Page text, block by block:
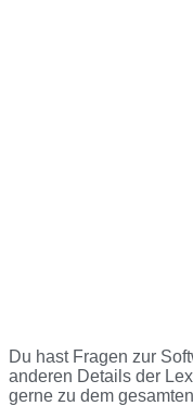
Du hast Fragen zur
anderen Details der
gerne zu dem